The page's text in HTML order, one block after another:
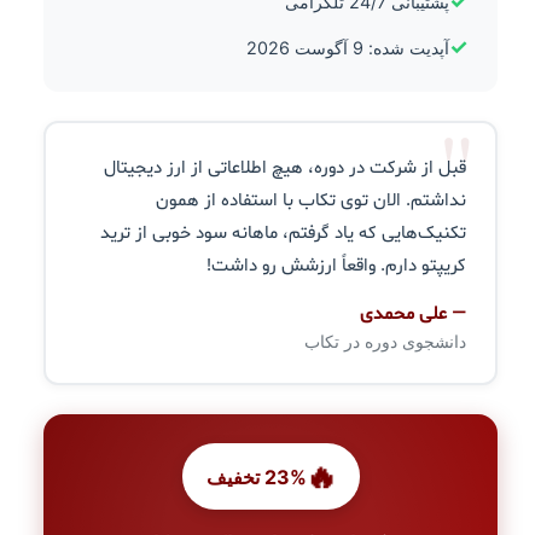
✓آپدیت شده: 9 آگوست 2026
"
قبل از شرکت در دوره، هیچ اطلاعاتی از ارز دیجیتال
نداشتم. الان توی تکاب با استفاده از همون
تکنیک‌هایی که یاد گرفتم، ماهانه سود خوبی از ترید
کریپتو دارم. واقعاً ارزشش رو داشت!
— علی محمدی
دانشجوی دوره در تکاب
🔥 23% تخفیف